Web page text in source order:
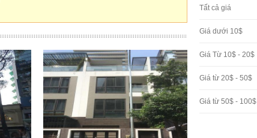
Tất cả giá
Giá dưới 10$
Giá Từ 10$ - 20$
Giá từ 20$ - 50$
Giá từ 50$ - 100$